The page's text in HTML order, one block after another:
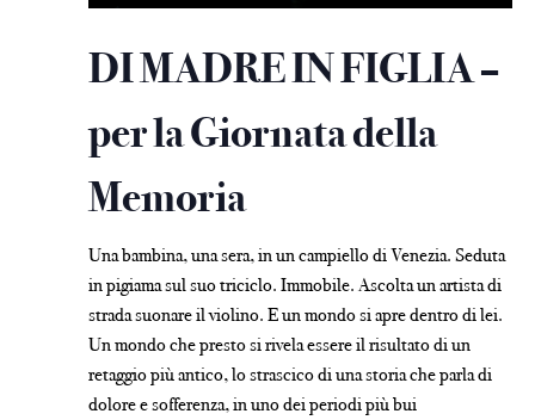
DI MADRE IN FIGLIA –
per la Giornata della
Memoria
Una bambina, una sera, in un campiello di Venezia. Seduta
in pigiama sul suo triciclo. Immobile. Ascolta un artista di
strada suonare il violino. E un mondo si apre dentro di lei.
Un mondo che presto si rivela essere il risultato di un
retaggio più antico, lo strascico di una storia che parla di
dolore e sofferenza, in uno dei periodi più bui